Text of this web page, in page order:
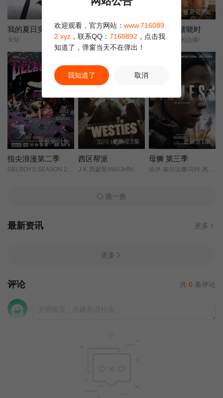
我的夏日实习
未知
爱且衡生
Ngoen Ngan Khwam Rak/
更新至8集
等待黎明破晓时
黎明:地平线的边缘/
更新第01集
指尖浪漫第二季
更新至5集
西区帮派
J·K·西蒙斯/Will/Jeffs/罗恩·米德/
更新至1集
母狮 第三季
换一换
最新资讯 更多
更多
评论 共 0 条评论
欢迎观看，官方网站： www.716089
2.xyz ，联系QQ： 7160892 ，点击我
知道了，弹窗当天不在弹出！
我知道了 取消